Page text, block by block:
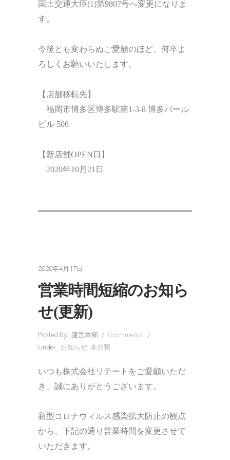
国土交通大臣(1)第9807号へ変更になりま
す。
今後とも変わらぬご愛顧のほど、何卒よ
ろしくお願いいたします。
【店舗移転先】
福岡市博多区博多駅南1-3-8 博多パール
ビル 506
【新店舗OPEN日】
2020年10月21日
2020年4月17日
営業時間短縮のお知ら
せ(更新)
Posted By : 運営本部 / 0 comments
/
Under : お知らせ, 未分類
いつも株式会社リテートをご愛顧いただ
き、誠にありがとうございます。
新型コロナウィルス感染拡大防止の観点
から、下記の通り営業時間を変更させて
いただきます。